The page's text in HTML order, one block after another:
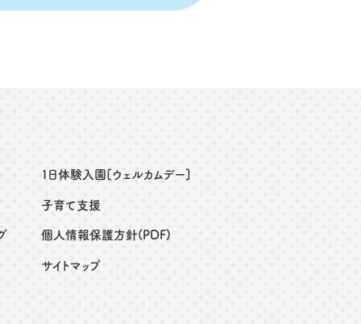
１日体験入園[ウェルカムデー]
子育て支援
個人情報保護方針(PDF)
サイトマップ